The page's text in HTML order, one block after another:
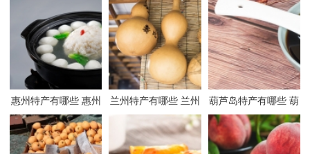
惠州特产有哪些 惠州
有哪些特产
兰州特产有哪些 兰州
有哪些特产
葫芦岛特产有哪些 葫
芦岛有哪些特产